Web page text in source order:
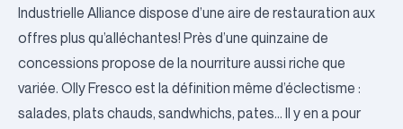
Industrielle Alliance dispose d’une aire de restauration aux
offres plus qu’alléchantes! Près d’une quinzaine de
concessions propose de la nourriture aussi riche que
variée. Olly Fresco est la définition même d’éclectisme :
salades, plats chauds, sandwhichs, pates… Il y en a pour